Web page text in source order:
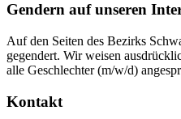
Gendern auf unseren
Auf den Seiten des Bezirks
gegendert. Wir weisen
alle Geschlechter (m/w/d)
Kontakt